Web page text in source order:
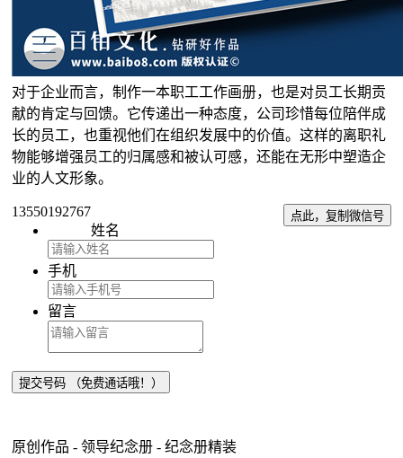
对于企业而言，制作一本职工工作画册，也是对员工长期贡
献的肯定与回馈。它传递出一种态度，公司珍惜每位陪伴成
长的员工，也重视他们在组织发展中的价值。这样的离职礼
物能够增强员工的归属感和被认可感，还能在无形中塑造企
业的人文形象。
13550192767 点此，复制微信号
姓名
手机
留言
原创作品 - 领导纪念册 - 纪念册精装